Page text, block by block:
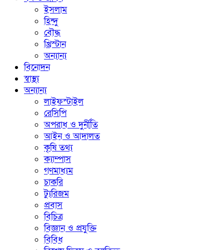
ইসলাম
হিন্দু
বৌদ্ধ
খ্রিস্টান
অন্যান্য
বিনোদন
স্বাস্থ্য
অন্যান্য
লাইফস্টাইল
রেসিপি
অপরাধ ও দুর্নীতি
আইন ও আদালত
কৃষি তথ্য
ক্যাম্পাস
গণমাধ্যম
চাকরি
ট্যুরিজম
প্রবাস
বিচিত্র
বিজ্ঞান ও প্রযুক্তি
বিবিধ